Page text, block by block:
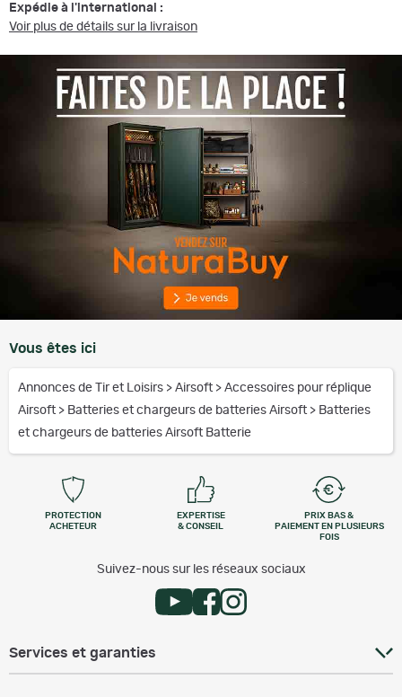
Expédie à l'international :
Voir plus de détails sur la livraison
Vous êtes ici
Annonces de Tir et Loisirs > Airsoft > Accessoires pour réplique
Airsoft > Batteries et chargeurs de batteries Airsoft > Batteries
et chargeurs de batteries Airsoft Batterie
PROTECTION
ACHETEUR
EXPERTISE
& CONSEIL
PRIX BAS &
PAIEMENT EN PLUSIEURS
FOIS
Suivez-nous sur les réseaux sociaux
Services et garanties